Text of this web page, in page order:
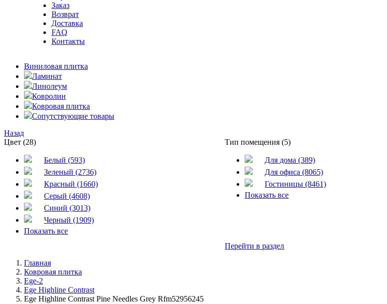
Заказ
Возврат
Доставка
FAQ
Контакты
Виниловая плитка
Ламинат
Линолеум
Ковролин
Ковровая плитка
Сопутствующие товары
Назад
Цвет (28)
Белый (593)
Зеленый (2736)
Красный (1660)
Серый (4608)
Синий (3013)
Черный (1909)
Показать все
Тип помещения (5)
Для дома (389)
Для офиса (8065)
Гостиницы (8461)
Показать все
Перейти в раздел
Главная
Ковровая плитка
Ege-2
Ege Highline Contrast
Ege Highline Contrast Pine Needles Grey Rfm52956245